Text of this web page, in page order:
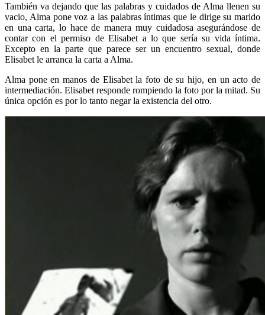
También va dejando que las palabras y cuidados de Alma llenen su
vacio, Alma pone voz a las palabras íntimas que le dirige su marido
en una carta, lo hace de manera muy cuidadosa asegurándose de
contar con el permiso de Elisabet a lo que sería su vida íntima.
Excepto en la parte que parece ser un encuentro sexual, donde
Elisabet le arranca la carta a Alma.
Alma pone en manos de Elisabet la foto de su hijo, en un acto de
intermediación. Elisabet responde rompiendo la foto por la mitad. Su
única opción es por lo tanto negar la existencia del otro.